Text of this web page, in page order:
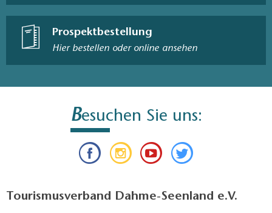
Prospektbestellung
Hier bestellen oder online ansehen
Besuchen Sie uns:
Tourismusverband Dahme-Seenland e.V.